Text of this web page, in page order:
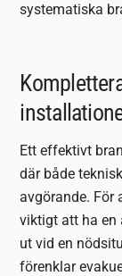
systematiska
Ett effektivt
där både
avgörande. För
viktigt att ha en
ut vid en
förenklar